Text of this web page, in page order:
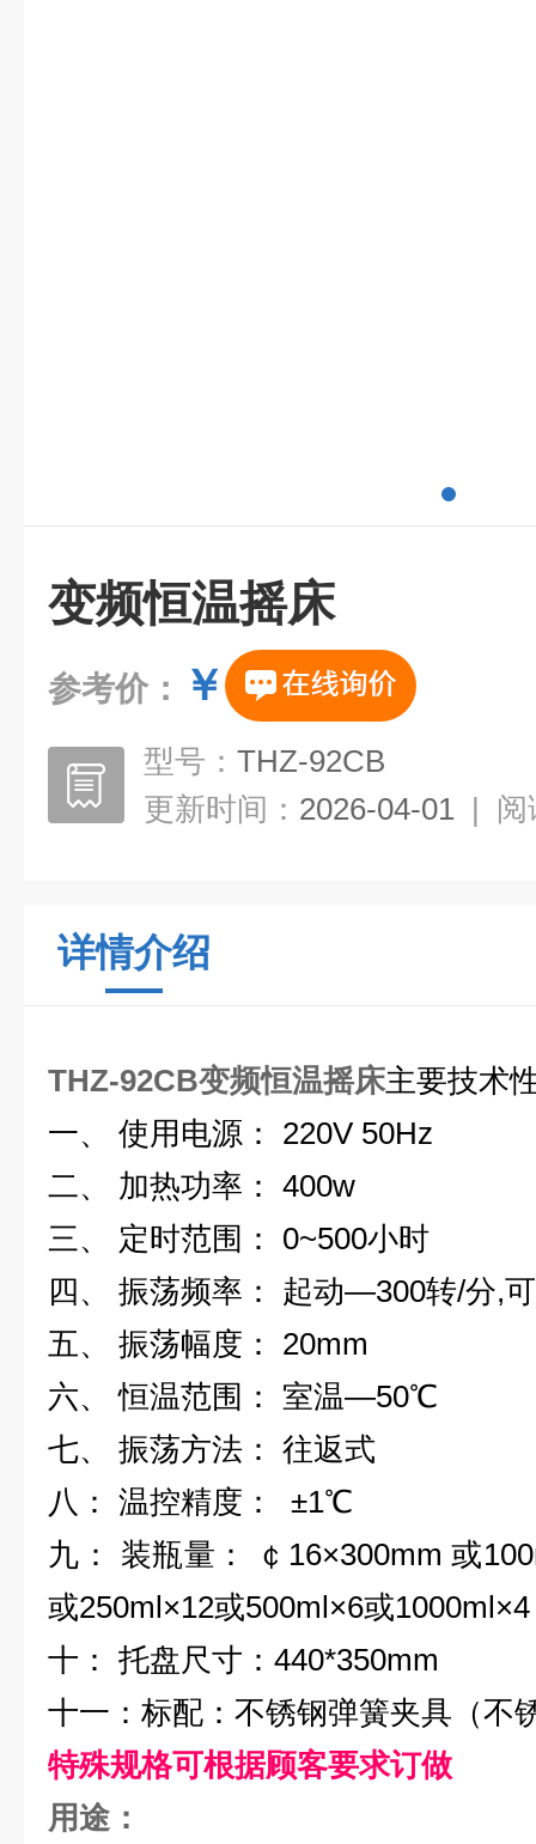
变频恒温摇床
参考价： ￥
型号： THZ-92CB
更新时间： 2026-04-01 | 阅
详情介绍
THZ-92CB变频恒温摇床主要技术
一、 使用电源： 220V 50Hz
二、 加热功率： 400w
三、 定时范围： 0~500小时
四、 振荡频率： 起动—300转/分,
五、 振荡幅度： 20mm
六、 恒温范围： 室温—50℃
七、 振荡方法： 往返式
八： 温控精度： ±1℃
九： 装瓶量： ￠16×300mm 或
或250ml×12或500ml×6或1000ml×4
十： 托盘尺寸：440*350mm
十一：标配：不锈钢弹簧夹具（不
特殊规格可根据顾客要求订做
用途：